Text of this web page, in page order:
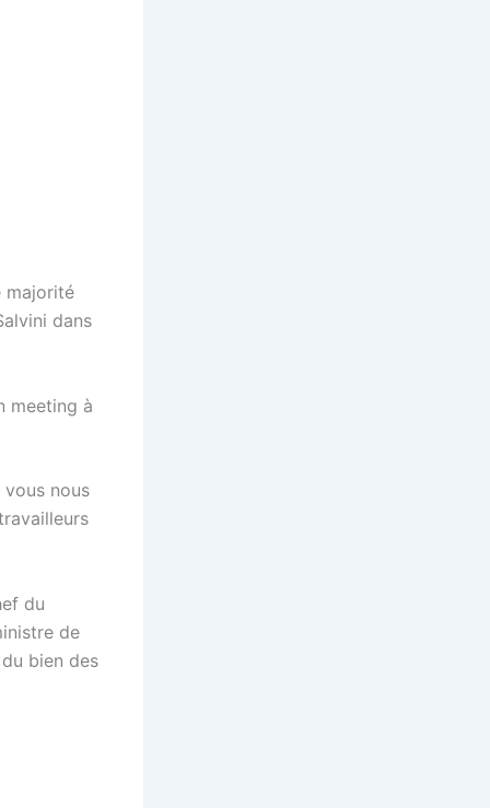
majorité
dans
meeting à
vous nous
du
de
bien des